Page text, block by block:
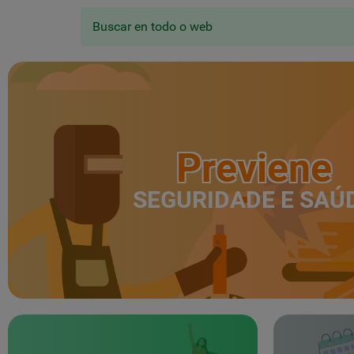
Buscar en todo o web
Previene
SEGURIDADE E